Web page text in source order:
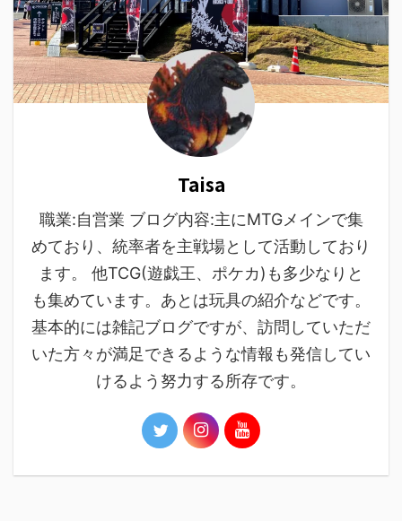
Taisa
職業:自営業 ブログ内容:主にMTGメインで集
めており、統率者を主戦場として活動しており
ます。 他TCG(遊戯王、ポケカ)も多少なりと
も集めています。あとは玩具の紹介などです。
基本的には雑記ブログですが、訪問していただ
いた方々が満足できるような情報も発信してい
けるよう努力する所存です。